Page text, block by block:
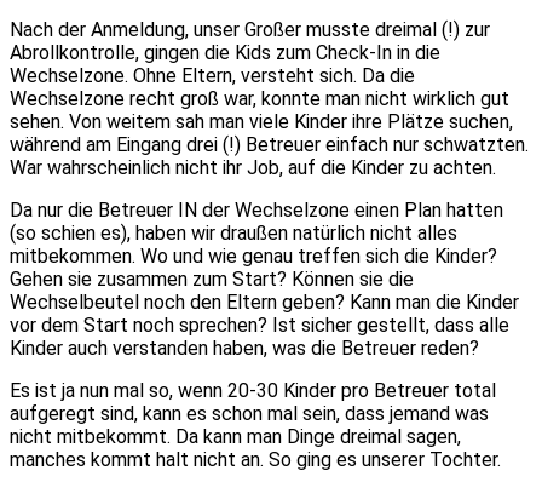
Nach der Anmeldung, unser Großer musste dreimal (!) zur
Abrollkontrolle, gingen die Kids zum Check-In in die
Wechselzone. Ohne Eltern, versteht sich. Da die
Wechselzone recht groß war, konnte man nicht wirklich gut
sehen. Von weitem sah man viele Kinder ihre Plätze suchen,
während am Eingang drei (!) Betreuer einfach nur schwatzten.
War wahrscheinlich nicht ihr Job, auf die Kinder zu achten.
Da nur die Betreuer IN der Wechselzone einen Plan hatten
(so schien es), haben wir draußen natürlich nicht alles
mitbekommen. Wo und wie genau treffen sich die Kinder?
Gehen sie zusammen zum Start? Können sie die
Wechselbeutel noch den Eltern geben? Kann man die Kinder
vor dem Start noch sprechen? Ist sicher gestellt, dass alle
Kinder auch verstanden haben, was die Betreuer reden?
Es ist ja nun mal so, wenn 20-30 Kinder pro Betreuer total
aufgeregt sind, kann es schon mal sein, dass jemand was
nicht mitbekommt. Da kann man Dinge dreimal sagen,
manches kommt halt nicht an. So ging es unserer Tochter.